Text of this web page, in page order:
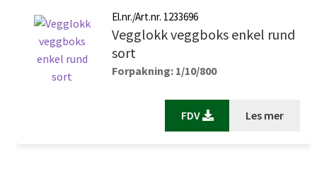
El.nr./Art.nr. 1233696
Vegglokk veggboks enkel rund
sort
Forpakning: 1/10/800
FDV Les mer